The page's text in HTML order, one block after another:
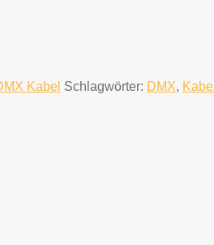
Kabel Schlagwörter: DMX, Kabel